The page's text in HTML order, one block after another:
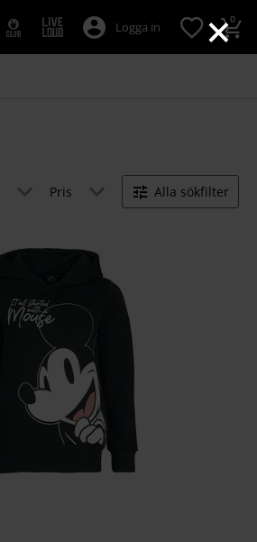
×
Logga in 0
Pris Alla sökfilter